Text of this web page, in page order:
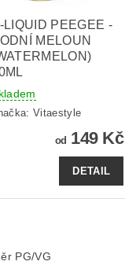
LIQUID PEEGEE -
MELOUN
Vitaestyle
od 149 Kč
DETAIL
PG/VG